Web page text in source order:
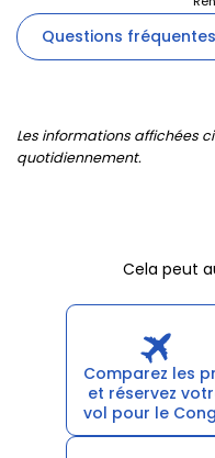
Questions
Les informations affichées
quotidiennement.
Cela peut
Comparez les
et réservez
vol pour le